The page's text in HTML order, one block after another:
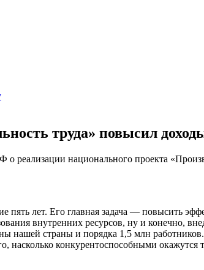
труда» повысил
реализации национального проекта
лет. Его главная задача — повысить
внутренних ресурсов, ну и конечно,
нашей страны и порядка 1,5 млн
конкурентоспособными окажутся